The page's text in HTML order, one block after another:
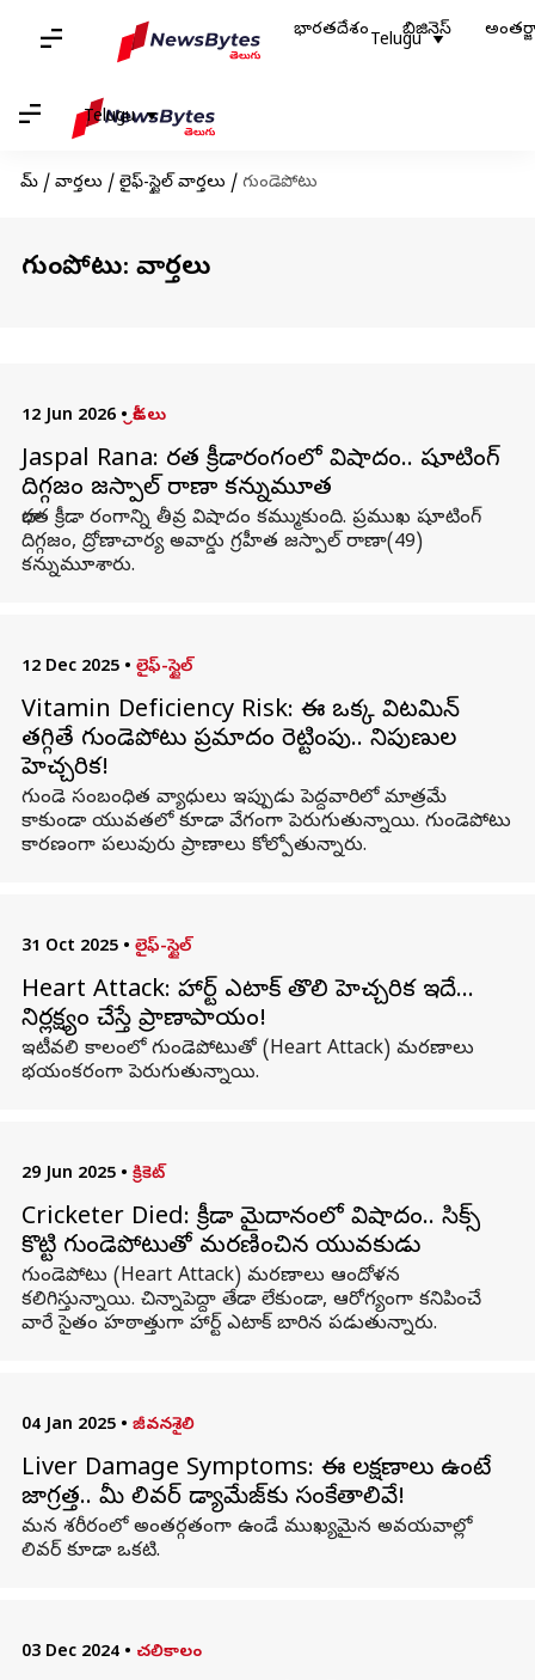
భారతదేశం బిజినెస్
Telugu
Telugu
హోమ్ / వార్తలు / లైఫ్-స్టైల్ వార్తలు / గుండెపోటు
గుండెపోటు: వార్తలు
12 Jun 2026 • క్రీడలు
Jaspal Rana: భారత క్రీడారంగంలో విషాదం.. షూటింగ్
దిగ్గజం జస్పాల్ రాణా కన్నుమూత
భారత క్రీడా రంగాన్ని తీవ్ర విషాదం కమ్ముకుంది. ప్రముఖ షూటింగ్
దిగ్గజం, ద్రోణాచార్య అవార్డు గ్రహీత జస్పాల్ రాణా(49)
కన్నుమూశారు.
12 Dec 2025 • లైఫ్-స్టైల్
Vitamin Deficiency Risk: ఈ ఒక్క విటమిన్
తగ్గితే గుండెపోటు ప్రమాదం రెట్టింపు.. నిపుణుల
హెచ్చరిక!
గుండె సంబంధిత వ్యాధులు ఇప్పుడు పెద్దవారిలో మాత్రమే
కాకుండా యువతలో కూడా వేగంగా పెరుగుతున్నాయి. గుండెపోటు
కారణంగా పలువురు ప్రాణాలు కోల్పోతున్నారు.
31 Oct 2025 • లైఫ్-స్టైల్
Heart Attack: హార్ట్ ఎటాక్ తొలి హెచ్చరిక ఇదే…
నిర్లక్ష్యం చేస్తే ప్రాణాపాయం!
ఇటీవలి కాలంలో గుండెపోటుతో (Heart Attack) మరణాలు
భయంకరంగా పెరుగుతున్నాయి.
29 Jun 2025 • క్రికెట్
Cricketer Died: క్రీడా మైదానంలో విషాదం.. సిక్స్
కొట్టి గుండెపోటుతో మరణించిన యువకుడు
గుండెపోటు (Heart Attack) మరణాలు ఆందోళన
కలిగిస్తున్నాయి. చిన్నాపెద్దా తేడా లేకుండా, ఆరోగ్యంగా కనిపించే
వారే సైతం హఠాత్తుగా హార్ట్ ఎటాక్ బారిన పడుతున్నారు.
04 Jan 2025 • జీవనశైలి
Liver Damage Symptoms: ఈ లక్షణాలు ఉంటే
జాగ్రత్త.. మీ లివర్ డ్యామేజ్‌కు సంకేతాలివే!
మ‌న శ‌రీరంలో అంత‌ర్గ‌తంగా ఉండే ముఖ్యమైన అవ‌య‌వాల్లో
లివ‌ర్‌ కూడా ఒక‌టి.
03 Dec 2024 • చలికాలం